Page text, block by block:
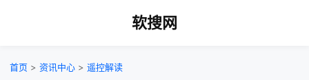
软搜网
首页 > 资讯中心 > 遥控解读